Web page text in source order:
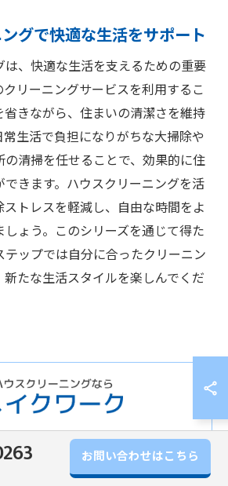
グで快適な生活をサポート
、快適な生活を支えるための重要
リーニングサービスを利用するこ
省きながら、住まいの清潔さを維持
生活で負担になりがちな大掃除や
清掃を任せることで、効果的に住
きます。ハウスクリーニングを活
トレスを軽減し、自由な時間をよ
ょう。このシリーズを通じて得た
ップでは自分に合ったクリーニン
たな生活スタイルを楽しんでくだ
い油汚れやカビなどの頑固な汚れを丁
で快適な空間を実現します。小さなお
安心してハウスクリーニングをご依頼
お問い合わせはこちら